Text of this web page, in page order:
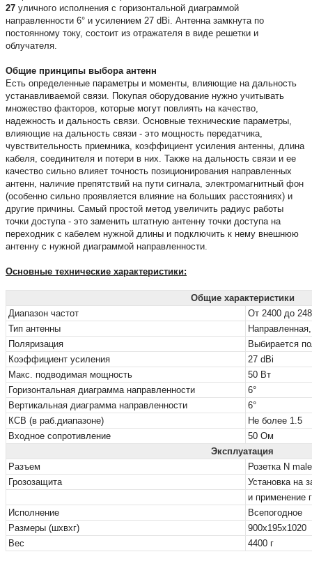
27 уличного исполнения с горизонтальной диаграммой
направленности 6° и усилением 27 dBi. Антенна замкнута по
постоянному току, состоит из отражателя в виде решетки и
облучателя.
Общие принципы выбора антенн
Есть определенные параметры и моменты, влияющие на дальность
устанавливаемой связи. Покупая оборудование нужно учитывать
множество факторов, которые могут повлиять на качество,
надежность и дальность связи. Основные технические параметры,
влияющие на дальность связи - это мощность передатчика,
чувствительность приемника, коэффициент усиления антенны, длина
кабеля, соединителя и потери в них. Также на дальность связи и ее
качество сильно влияет точность позиционирования направленных
антенн, наличие препятствий на пути сигнала, электромагнитный фон
(особенно сильно проявляется влияние на больших расстояниях) и
другие причины. Самый простой метод увеличить радиус работы
точки доступа - это заменить штатную антенну точки доступа на
переходник с кабелем нужной длины и подключить к нему внешнюю
антенну с нужной диаграммой направленности.
Основные технические характеристики:
Общие характеристики
Диапазон частот
От 2400 до
Тип антенны
Поляризация
Выбирается
Коэффициент усиления
27 dBi
Макс. подводимая мощность
50 Вт
Горизонтальная диаграмма направленности
6°
Вертикальная диаграмма направленности
6°
КСВ (в раб.диапазоне)
Не более 1.5
Входное сопротивление
50 Ом
Эксплуатация
Разъем
Розетка N male
Грозозащита
Установка на
и применение
Исполнение
Всепогодное
Размеры (шхвхг)
900х195х1020
Вес
4400 г